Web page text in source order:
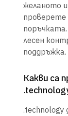
желаното
лесен
поддръжка.
Какви са
.technology